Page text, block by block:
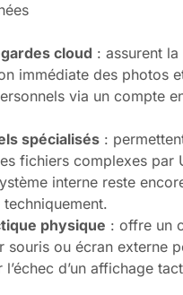
cloud : assurent la
immédiate des photos
via un compte
spécialisés :
fichiers complexes par
interne reste
physique : offre un
souris ou écran externe
d’un affichage